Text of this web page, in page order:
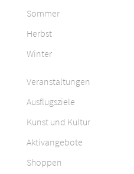
Sommer
Herbst
Winter
Veranstaltungen
Ausflugsziele
Kunst und Kultur
Aktivangebote
Shoppen